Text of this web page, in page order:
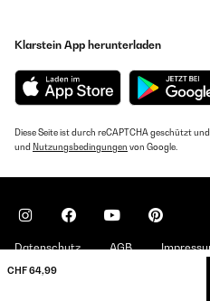
CHF 64,99
Klarstein App herunterladen
Diese Seite ist durch reCAPTCHA geschützt
und Nutzungsbedingungen von Google.
Datenschutz AGB
Copyright © 2026 Klarstein. All rights